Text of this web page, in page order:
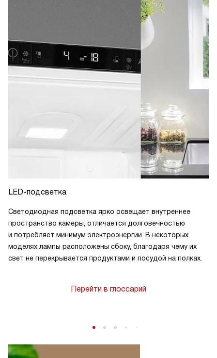
LED-подсветка
Светодиодная подсветка ярко освещает внутреннее
пространство камеры, отличается долговечностью
и потребляет минимум электроэнергии. В некоторых
моделях лампы расположены сбоку, благодаря чему их
свет не перекрывается продуктами и посудой на полках.
Перейти в глоссарий